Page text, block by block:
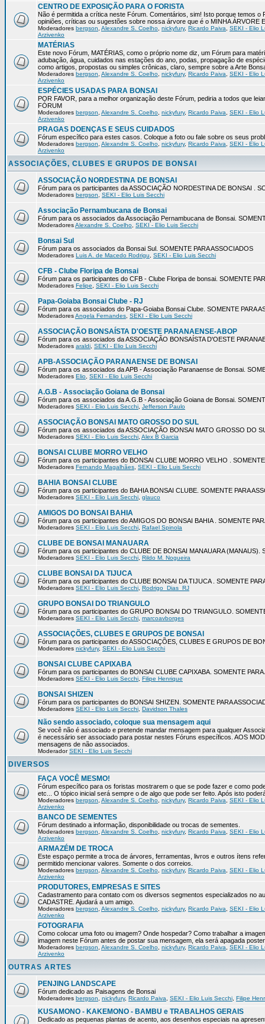
CENTRO DE EXPOSIÇÃO PARA O FORISTA
Não é permitida a crítica neste Fórum. Comentários, sim! Isto porque temos
opiniões, críticas ou sugestões sobre nossa árvore que é o MINHA ÁRVORE
Moderadores bergson Alexandre S. Coelho nickyfury, Ricardo Paiva
SEKI - Elio
Arzivenko
MATÉRIAS
Este novo Fórum, MATÉRIAS, como o próprio nome diz, um Fórum para
adubação, água, cuidados nas estações do ano, podas, propagação de
como artigos, propostas ou simples crônicas, claro, sempre sobre a Arte
Moderadores bergson Alexandre S. Coelho nickyfury, Ricardo Paiva
SEKI - Elio
Arzivenko
ESPÉCIES USADAS PARA BONSAI
POR FAVOR, para a melhor organização deste Fórum, pediria a todos que
FÓRUM
Moderadores bergson Alexandre S. Coelho nickyfury, Ricardo Paiva
SEKI - Elio
Arzivenko
PRAGAS DOENÇAS E SEUS CUIDADOS
Fórum específico para estes casos. Coloque a foto ou fale sobre os seus
Moderadores bergson Alexandre S. Coelho nickyfury, Ricardo Paiva
SEKI - Elio
Arzivenko
ASSOCIAÇÕES, CLUBES E GRUPOS DE BONSAI
ASSOCIAÇÃO NORDESTINA DE BONSAI
Fórum para os participantes da ASSOCIAÇÃO NORDESTINA DE BONSAI .
Moderadores bergson SEKI - Elio Luis Secchi
Associação Pernambucana de Bonsai
Fórum para os associados da Associação Pernambucana de Bonsai.
ModeradoresAlexandre S. Coelho SEKI - Elio Luis Secchi
Bonsai Sul
Fórum para os associados da Bonsai Sul. SOMENTE PARA ASSOCIADOS
Moderadores Luis A. de Macedo Rodrigu SEKI - Elio Luis Secchi
CFB - Clube Floripa de Bonsai
Fórum para os participantes do CFB - Clube Floripa de bonsai. SOMENTE
Moderadores Felipe SEKI - Elio Luis Secchi
Papa-Goiaba Bonsai Clube - RJ
Fórum para os associados do Papa-Goiaba Bonsai Clube. SOMENTE PARA
ModeradoresAngela Fernandes SEKI - Elio Luis Secchi
ASSOCIAÇÃO BONSAÍSTA D'OESTE PARANAENSE-ABOP
Fórum para os associados da ASSOCIAÇÃO BONSAÍSTA D'OESTE
Moderadores araldi SEKI - Elio Luis Secchi
APB-ASSOCIAÇÃO PARANAENSE DE BONSAI
Fórum para os associados da APB - Associação Paranaense de Bonsai.
Moderadores Elio SEKI - Elio Luis Secchi
A.G.B - Associação Goiana de Bonsai
Fórum para os associados da A.G.B - Associação Goiana de Bonsai.
Moderadores SEKI - Elio Luis Secchi Jefferson Paulo
ASSOCIAÇÃO BONSAI MATO GROSSO DO SUL
Fórum para os associados da ASSOCIAÇÃO BONSAI MATO GROSSO DO
Moderadores SEKI - Elio Luis Secchi Alex B Garcia
BONSAI CLUBE MORRO VELHO
Fórum para os participantes do BONSAI CLUBE MORRO VELHO .
Moderadores Fernando Magalhães SEKI - Elio Luis Secchi
BAHIA BONSAI CLUBE
Fórum para os participantes do BAHIA BONSAI CLUBE. SOMENTE PARA
Moderadores SEKI - Elio Luis Secchi glauco
AMIGOS DO BONSAI BAHIA
Fórum para os participantes do AMIGOS DO BONSAI BAHIA . SOMENTE
Moderadores SEKI - Elio Luis Secchi Rafael Spinola
CLUBE DE BONSAI MANAUARA
Fórum para os participantes do CLUBE DE BONSAI MANAUARA (MANAUS).
Moderadores SEKI - Elio Luis Secchi Rildo M. Nogueira
CLUBE BONSAI DA TIJUCA
Fórum para os participantes do CLUBE BONSAI DA TIJUCA . SOMENTE
Moderadores SEKI - Elio Luis Secchi Rodrigo_Dias_RJ
GRUPO BONSAI DO TRIANGULO
Fórum para os participantes do GRUPO BONSAI DO TRIANGULO.
Moderadores SEKI - Elio Luis Secchi marcoavborges
ASSOCIAÇÕES, CLUBES E GRUPOS DE BONSAI
Fórum para os participantes do ASSOCIAÇÕES, CLUBES E GRUPOS DE
Moderadores nickyfury, SEKI - Elio Luis Secchi
BONSAI CLUBE CAPIXABA
Fórum para os participantes do BONSAI CLUBE CAPIXABA. SOMENTE
Moderadores SEKI - Elio Luis Secchi Filipe Henrique
BONSAI SHIZEN
Fórum para os participantes do BONSAI SHIZEN. SOMENTE PARA
Moderadores SEKI - Elio Luis Secchi Davidson Thales
Não sendo associado, coloque sua mensagem aqui
Se você não é associado e pretende mandar mensagem para qualquer
é necessário ser associado para postar nestes Fóruns específicos. AOS
mensagens de não associados.
ModeradorSEKI - Elio Luis Secchi
DIVERSOS
FAÇA VOCÊ MESMO!
Fórum específico para os foristas mostrarem o que se pode fazer e como
etc... O tópico inicial será sempre o de algo que pode ser feito. Após isto
Moderadores bergson Alexandre S. Coelho nickyfury, Ricardo Paiva
SEKI - Elio
Arzivenko
BANCO DE SEMENTES
Fórum destinado a informação, disponibilidade ou trocas de sementes.
Moderadores bergson Alexandre S. Coelho nickyfury, Ricardo Paiva
SEKI - Elio
Arzivenko
ARMAZÉM DE TROCA
Este espaço permite a troca de árvores, ferramentas, livros e outros ítens
permitido mencionar valores. Somente o dos correios.
Moderadores bergson Alexandre S. Coelho nickyfury, Ricardo Paiva
SEKI - Elio
Arzivenko
PRODUTORES, EMPRESAS E SITES
Cadastramento para contato com os diversos segmentos especializados no
CADASTRE. Ajudará a um amigo.
Moderadores bergson Alexandre S. Coelho nickyfury, Ricardo Paiva
SEKI - Elio
Arzivenko
FOTOGRAFIA
Como colocar uma foto ou imagem? Onde hospedar? Como trabalhar a
imagem neste Fórum antes de postar sua mensagem, ela será apagada
Moderadores bergson Alexandre S. Coelho nickyfury, Ricardo Paiva
SEKI - Elio
Arzivenko
OUTRAS ARTES
PENJING LANDSCAPE
Fórum dedicado as Paisagens de Bonsai
Moderadores bergson nickyfury, Ricardo Paiva SEKI - Elio Luis Secchi Filipe
KUSAMONO - KAKEMONO - BAMBU e TRABALHOS GERAIS
Dedicado as pequenas plantas de acento, aos desenhos especiais na